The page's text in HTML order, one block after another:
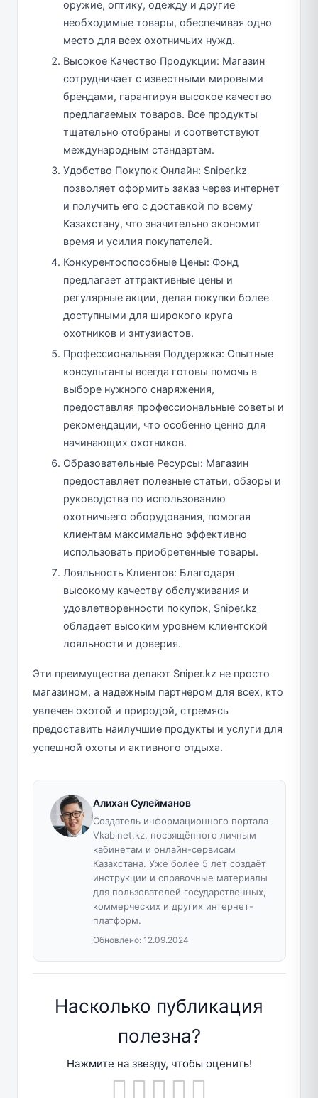
оружие, оптику, одежду и другие
необходимые товары, обеспечивая одно
место для всех охотничьих нужд.
Высокое Качество Продукции: Магазин
сотрудничает с известными мировыми
брендами, гарантируя высокое качество
предлагаемых товаров. Все продукты
тщательно отобраны и соответствуют
международным стандартам.
Удобство Покупок Онлайн: Sniper.kz
позволяет оформить заказ через интернет
и получить его с доставкой по всему
Казахстану, что значительно экономит
время и усилия покупателей.
Конкурентоспособные Цены: Фонд
предлагает аттрактивные цены и
регулярные акции, делая покупки более
доступными для широкого круга
охотников и энтузиастов.
Профессиональная Поддержка: Опытные
консультанты всегда готовы помочь в
выборе нужного снаряжения,
предоставляя профессиональные советы и
рекомендации, что особенно ценно для
начинающих охотников.
Образовательные Ресурсы: Магазин
предоставляет полезные статьи, обзоры и
руководства по использованию
охотничьего оборудования, помогая
клиентам максимально эффективно
использовать приобретенные товары.
Лояльность Клиентов: Благодаря
высокому качеству обслуживания и
удовлетворенности покупок, Sniper.kz
обладает высоким уровнем клиентской
лояльности и доверия.
Эти преимущества делают Sniper.kz не просто
магазином, а надежным партнером для всех, кто
увлечен охотой и природой, стремясь
предоставить наилучшие продукты и услуги для
успешной охоты и активного отдыха.
Алихан Сулейманов
Создатель информационного портала
Vkabinet.kz, посвящённого личным
кабинетам и онлайн-сервисам
Казахстана. Уже более 5 лет создаёт
инструкции и справочные материалы
для пользователей государственных,
коммерческих и других интернет-
платформ.
Обновлено: 12.09.2024
Насколько публикация
полезна?
Нажмите на звезду, чтобы оценить!